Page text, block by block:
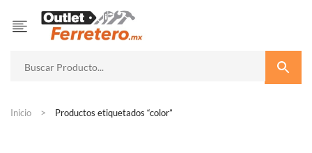
Inicio Productos etiquetados “color”